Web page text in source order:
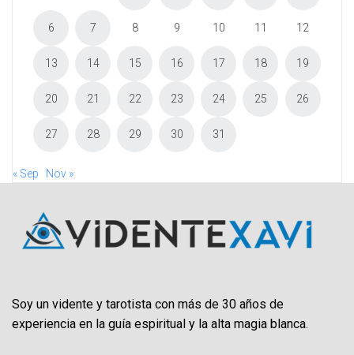
6 7 8 9 10 11 12
13 14 15 16 17 18 19
20 21 22 23 24 25 26
27 28 29 30 31
« Sep Nov »
Soy un vidente y tarotista con más de 30 años de
experiencia en la guía espiritual y la alta magia blanca.